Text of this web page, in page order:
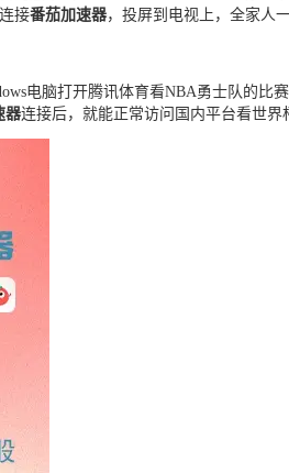
接番茄加速器，投屏到电视上，全家人
电脑打开腾讯体育看NBA勇士队的比
器连接后，就能正常访问国内平台看世界